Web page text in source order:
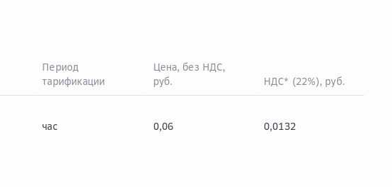
Период
тарификации
Цена, без НДС,
руб.
НДС* (22%), руб.
час 0,06 0,0132